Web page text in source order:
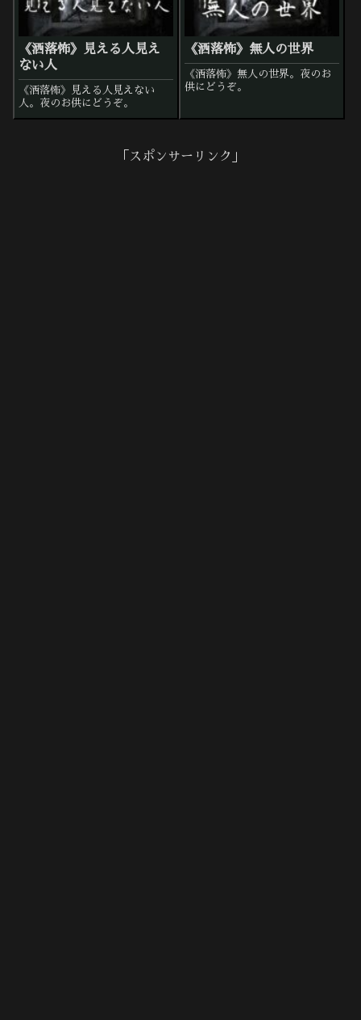
《洒落怖》見える人見え
ない人
《洒落怖》見える人見えない
人。夜のお供にどうぞ。
《洒落怖》無人の世界
《洒落怖》無人の世界。夜のお
供にどうぞ。
「スポンサーリンク」